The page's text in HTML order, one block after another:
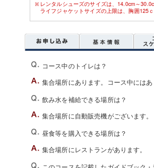
レンタルシューズのサイズは、14.0cm～
ライフジャケットサイズの上限は、胸囲125ｃ
コース中のトイレは？
集合場所にあります。コース中にはあ
飲み水を補給できる場所は？
集合場所に自動販売機がございます。
昼食等を購入できる場所は？
集合場所にレストランがあります。